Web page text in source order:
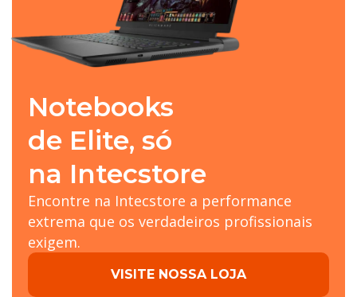
Notebooks
de Elite, só
na Intecstore
Encontre na Intecstore a performance
extrema que os verdadeiros profissionais
exigem.
VISITE NOSSA LOJA